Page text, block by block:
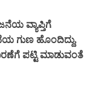
ವ್ಯಾಪ್ತಿಗೆ
ಗುಣ ಹೊಂದಿದ್ದು,
ಪಟ್ಟಿ ಮಾಡುವಂತೆ